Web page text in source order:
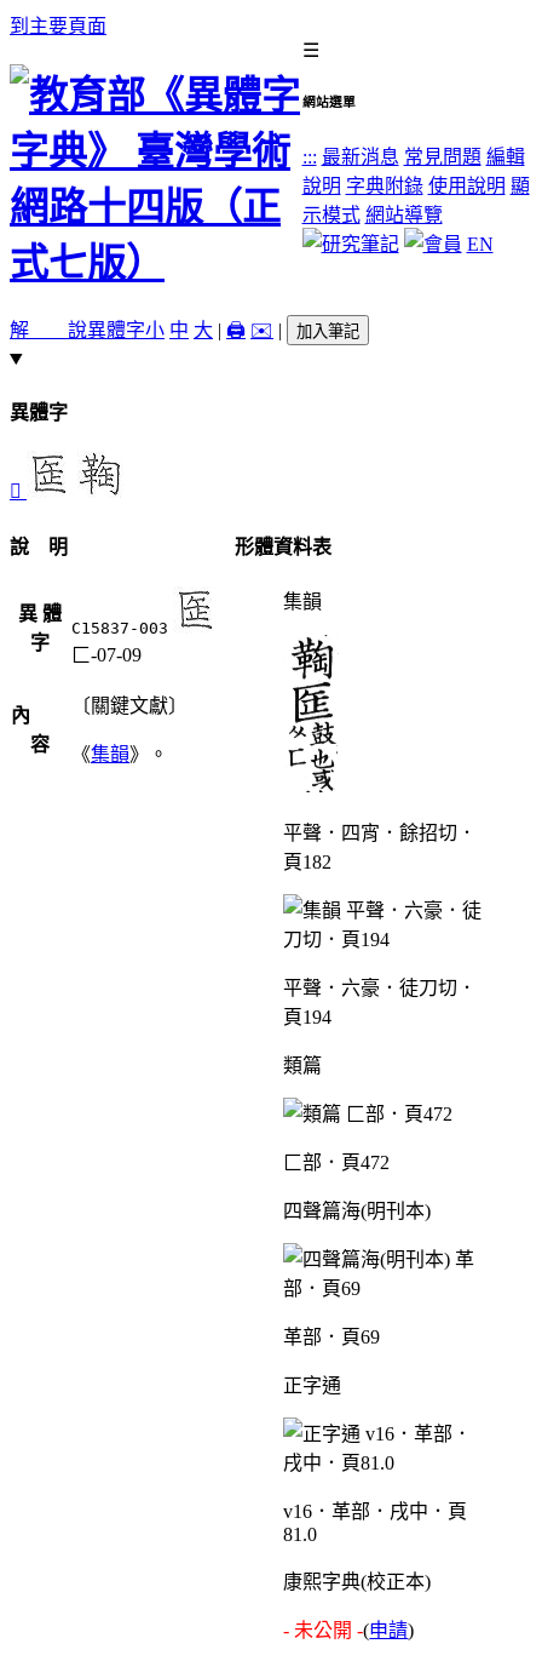
到主要頁面
☰
網站選單
::: 最新消息 常見問題 編輯
說明 字典附錄 使用說明 顯
示模式 網站導覽
EN
解 說異體字小 中 大 | 🖨️ ✉️ | 加入筆記
異體字
𠤸
說 明
異 體
字
C15837-003
匚-07-09
內
容
〔關鍵文獻〕
《集韻》。
形體資料表
集韻
平聲．四宵．餘招切．
頁182
平聲．六豪．徒刀切．
頁194
類篇
匚部．頁472
四聲篇海(明刊本)
革部．頁69
正字通
v16．革部．戌中．頁
81.0
康熙字典(校正本)
- 未公開 -(申請)